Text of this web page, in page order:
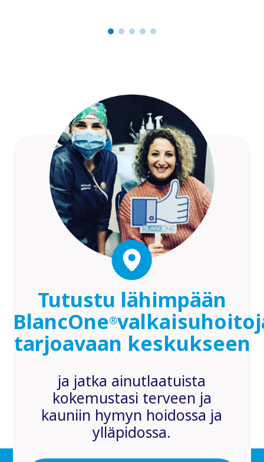
Tutustu lähimpään
BlancOne®
tarjoavaan keskukseen
ja jatka ainutlaatuista
kokemustasi terveen ja
kauniin hymyn hoidossa ja
ylläpidossa.